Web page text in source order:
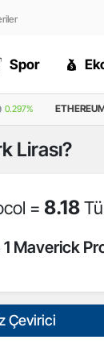
Spor
0.297%
Lirası?
=8.18
1 Maverick
Çevirici